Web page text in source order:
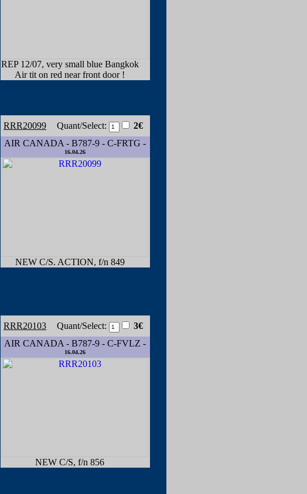
REP 12/07, very small blue Bangkok
Air tit on red near front door !
RRR20099 Quant/Select:
2€
AIR CANADA - B787-9 - C-FRTG -
16.04.26
NEW C/S. ACTION, f/n 849
RRR20103 Quant/Select:
3€
AIR CANADA - B787-9 - C-FVLZ -
16.04.26
NEW C/S, f/n 856